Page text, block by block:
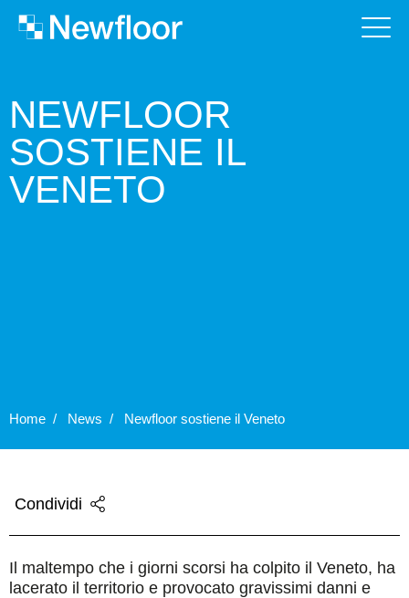
NEWFLOOR
SOSTIENE IL
VENETO
Home News Newfloor sostiene il Veneto
Condividi
Il maltempo che i giorni scorsi ha colpito il Veneto, ha
lacerato il territorio e provocato gravissimi danni e